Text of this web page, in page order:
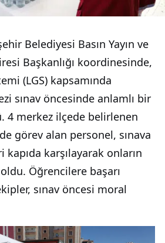
Belediyesi Basın Yayın ve
Başkanlığı koordinesinde,
(LGS) kapsamında
sınav öncesinde anlamlı bir
4 merkez ilçede belirlenen
görev alan personel, sınava
karşılayarak onların
Öğrencilere başarı
sınav öncesi moral